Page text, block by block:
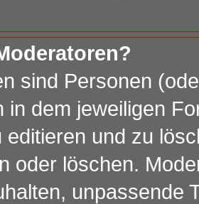
sind Personen
in dem jeweiligen
editieren und zu
oder löschen.
unpassende